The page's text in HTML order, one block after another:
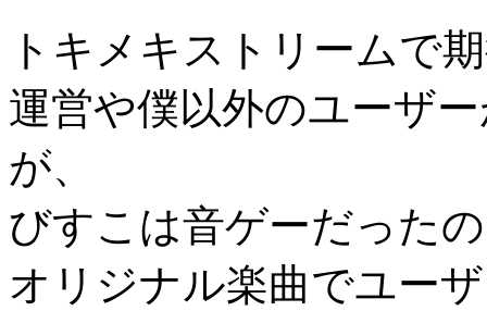
トキメキストリームで
運営や僕以外のユーザ
が、
びすこは音ゲーだった
オリジナル楽曲でユー